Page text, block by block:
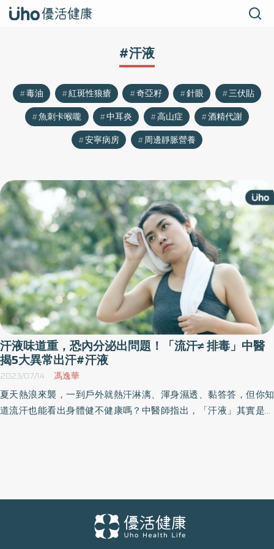
#汗液
毒油 紅斑性狼瘡 奇亞籽 針眼
三伏貼
魚刺卡喉嚨
中耳炎 高山症
酒精代謝
安寧病房
周邊靜脈營養
汗液味道重，恐內分泌出問題！「流汗≠ 排毒」中醫
揭5大異常出汗#汗液
2023/07/14 馮逸華
夏天熱浪來襲，一到戶外就熱汗淋漓、渾身濕透、黏答答，但你知
道流汗也能看出身體健不健康嗎？中醫師指出，「汗液」其實是中